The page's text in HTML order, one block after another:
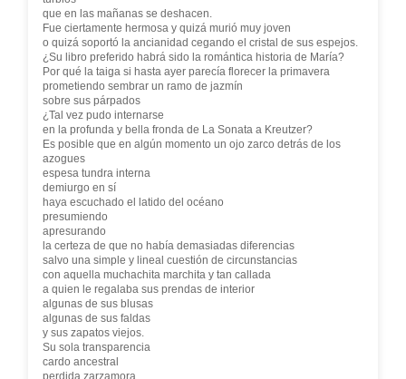
que en las mañanas se deshacen.
Fue ciertamente hermosa y quizá murió muy joven
o quizá soportó la ancianidad cegando el cristal de sus espejos.
¿Su libro preferido habrá sido la romántica historia de María?
Por qué la taiga si hasta ayer parecía florecer la primavera
prometiendo sembrar un ramo de jazmín
sobre sus párpados
¿Tal vez pudo internarse
en la profunda y bella fronda de La Sonata a Kreutzer?
Es posible que en algún momento un ojo zarco detrás de los
azogues
espesa tundra interna
demiurgo en sí
haya escuchado el latido del océano
presumiendo
apresurando
la certeza de que no había demasiadas diferencias
salvo una simple y lineal cuestión de circunstancias
con aquella muchachita marchita y tan callada
a quien le regalaba sus prendas de interior
algunas de sus blusas
algunas de sus faldas
y sus zapatos viejos.
Su sola transparencia
cardo ancestral
perdida zarzamora